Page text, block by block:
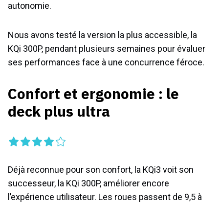
autonomie.
Nous avons testé la version la plus accessible, la
KQi 300P, pendant plusieurs semaines pour évaluer
ses performances face à une concurrence féroce.
Confort et ergonomie : le
deck plus ultra
Déjà reconnue pour son confort, la KQi3 voit son
successeur, la KQi 300P, améliorer encore
l’expérience utilisateur. Les roues passent de 9,5 à